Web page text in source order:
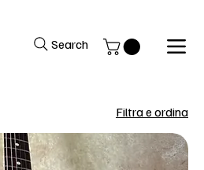
Search
Filtra e ordina